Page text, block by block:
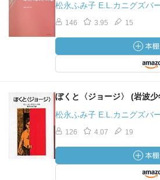
松永ふみ子 E.L.カニグズバ
146 3.95 15
ぼくと〈ジョージ〉 (岩波
松永ふみ子 E.L.カニグズバ
126 4.07 19